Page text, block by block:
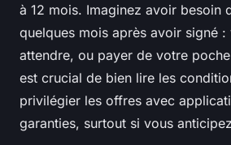
à 12 mois. Imaginez avoir besoin
quelques mois après avoir signé :
attendre, ou payer de votre
est crucial de bien lire les
privilégier les offres avec
garanties, surtout si vous